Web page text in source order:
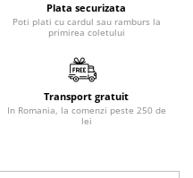
Plata securizata
Poti plati cu cardul sau ramburs la
primirea coletului
Transport gratuit
In Romania, la comenzi peste 250 de
lei